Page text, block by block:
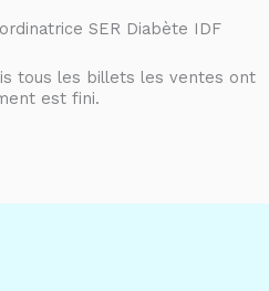
SER Diabète IDF
tous les billets les ventes ont
est fini.